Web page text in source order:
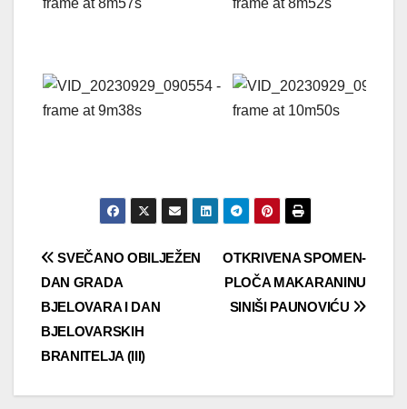
Navigacija
objava
OTKRIVENA SPOMEN-
PLOČA MAKARANINU
SINIŠI PAUNOVIĆU
SVEČANO OBILJEŽEN
DAN GRADA
BJELOVARA I DAN
BJELOVARSKIH
BRANITELJA (III)